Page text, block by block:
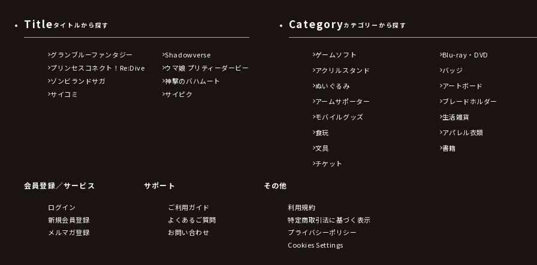
Title タイトルから探す
グランブルーファンタジー
Shadowverse
プリンセスコネクト！Re:Dive
ウマ娘 プリティーダービー
ゾンビランドサガ
神撃のバハムート
サイコミ
サイピク
Categoryカテゴリーから探す
ゲームソフト Blu-ray・DVD
アクリルスタンド
バッジ
ぬいぐるみ
アートボード
アームサポーター
ブレードホルダー
モバイルグッズ
生活雑貨
食玩
アパレル衣類
文具
書籍
チケット
会員登録／サービス
ログイン
新規会員登録
メルマガ登録
サポート
ご利用ガイド
よくあるご質問
お問い合わせ
その他
利用規約
特定商取引法に基づく表示
プライバシーポリシー
Cookies Settings